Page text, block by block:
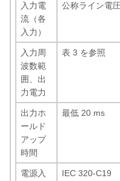
入力電
流（各
入力）
公称ライン電
入力周
波数範
囲、出
力電力
表 3 を参照
出力ホ
ールド
アップ
時間
最低 20 ms
電源入
IEC 320-C19